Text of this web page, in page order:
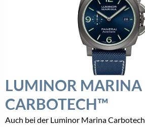
LUMINOR MARINA
CARBOTECH™
Auch bei der Luminor Marina